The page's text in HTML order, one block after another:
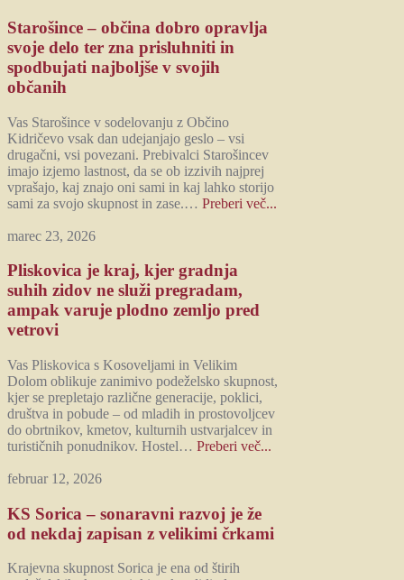
Starošince – občina dobro opravlja
svoje delo ter zna prisluhniti in
spodbujati najboljše v svojih
občanih
Vas Starošince v sodelovanju z Občino
Kidričevo vsak dan udejanjajo geslo – vsi
drugačni, vsi povezani. Prebivalci Starošincev
imajo izjemo lastnost, da se ob izzivih najprej
vprašajo, kaj znajo oni sami in kaj lahko storijo
sami za svojo skupnost in zase.… Preberi več...
marec 23, 2026
Pliskovica je kraj, kjer gradnja
suhih zidov ne služi pregradam,
ampak varuje plodno zemljo pred
vetrovi
Vas Pliskovica s Kosoveljami in Velikim
Dolom oblikuje zanimivo podeželsko skupnost,
kjer se prepletajo različne generacije, poklici,
društva in pobude – od mladih in prostovoljcev
do obrtnikov, kmetov, kulturnih ustvarjalcev in
turističnih ponudnikov. Hostel… Preberi več...
februar 12, 2026
KS Sorica – sonaravni razvoj je že
od nekdaj zapisan z velikimi črkami
Krajevna skupnost Sorica je ena od štirih